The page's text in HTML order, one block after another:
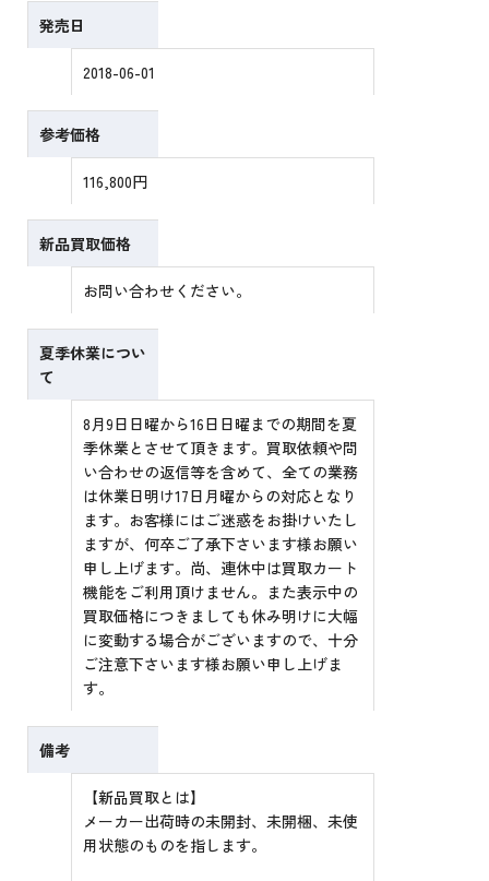
発売日
2018-06-01
参考価格
116,800円
新品買取価格
お問い合わせください。
夏季休業につい
て
8月9日日曜から16日日曜までの期間を夏
季休業とさせて頂きます。買取依頼や問
い合わせの返信等を含めて、全ての業務
は休業日明け17日月曜からの対応となり
ます。お客様にはご迷惑をお掛けいたし
ますが、何卒ご了承下さいます様お願い
申し上げます。尚、連休中は買取カート
機能をご利用頂けません。また表示中の
買取価格につきましても休み明けに大幅
に変動する場合がございますので、十分
ご注意下さいます様お願い申し上げま
す。
備考
【新品買取とは】
メーカー出荷時の未開封、未開梱、未使
用状態のものを指します。